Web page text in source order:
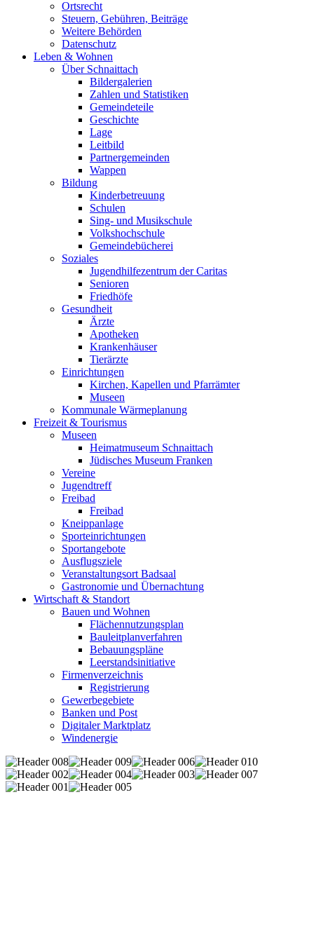
Ortsrecht
Steuern, Gebühren, Beiträge
Weitere Behörden
Datenschutz
Leben & Wohnen
Über Schnaittach
Bildergalerien
Zahlen und Statistiken
Gemeindeteile
Geschichte
Lage
Leitbild
Partnergemeinden
Wappen
Bildung
Kinderbetreuung
Schulen
Sing- und Musikschule
Volkshochschule
Gemeindebücherei
Soziales
Jugendhilfezentrum der Caritas
Senioren
Friedhöfe
Gesundheit
Ärzte
Apotheken
Krankenhäuser
Tierärzte
Einrichtungen
Kirchen, Kapellen und Pfarrämter
Museen
Kommunale Wärmeplanung
Freizeit & Tourismus
Museen
Heimatmuseum Schnaittach
Jüdisches Museum Franken
Vereine
Jugendtreff
Freibad
Freibad
Kneippanlage
Sporteinrichtungen
Sportangebote
Ausflugsziele
Veranstaltungsort Badsaal
Gastronomie und Übernachtung
Wirtschaft & Standort
Bauen und Wohnen
Flächennutzungsplan
Bauleitplanverfahren
Bebauungspläne
Leerstandsinitiative
Firmenverzeichnis
Registrierung
Gewerbegebiete
Banken und Post
Digitaler Marktplatz
Windenergie